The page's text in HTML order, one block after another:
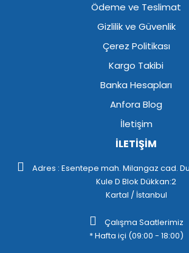
Ödeme ve Teslimat
Gizlilik ve Güvenlik
Çerez Politikası
Kargo Takibi
Banka Hesapları
Anfora Blog
İletişim
İLETİŞİM
Adres : Esentepe mah. Milangaz cad.
Kule D Blok Dükkan:2
Kartal / İstanbul
Çalışma Saatlerimiz
* Hafta içi (09:00 - 18:00)